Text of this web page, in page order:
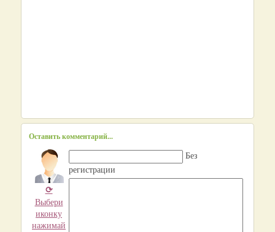
Оставить комментарий...
⟳
Выбери
иконку
нажимай
Без
регистрации